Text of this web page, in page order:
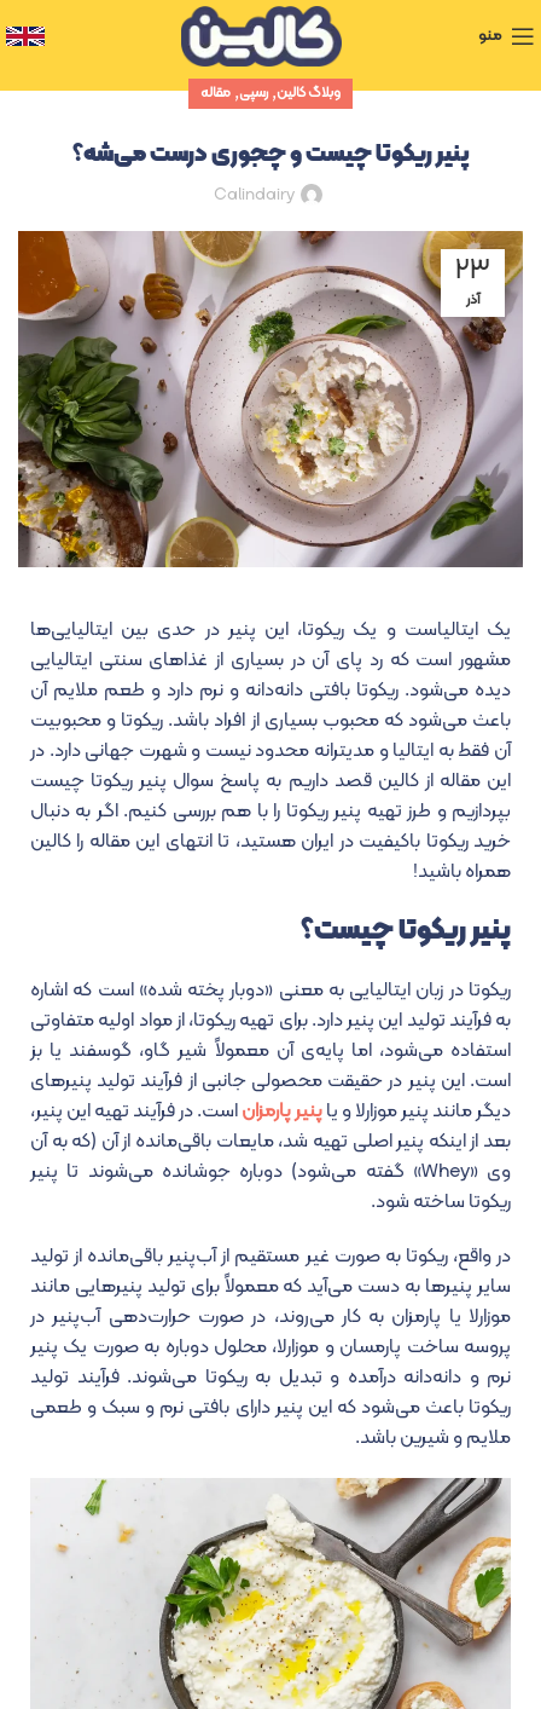
منو
وبلاگ کالین,رسپی, مقاله
پنیر ریکوتا چیست و چجوری درست می‌شه؟
Calindairy
۲۳
آذر
یک ایتالیاست و یک ریکوتا، این پنیر در حدی بین ایتالیایی‌ها
مشهور است که رد پای آن در بسیاری از غذاهای سنتی ایتالیایی
دیده می‌شود. ریکوتا بافتی دانه‌دانه و نرم دارد و طعم ملایم آن
باعث می‌شود که محبوب بسیاری از افراد باشد. ریکوتا و محبوبیت
آن فقط به ایتالیا و مدیترانه محدود نیست و شهرت جهانی دارد. در
این مقاله از کالین قصد داریم به پاسخ سوال پنیر ریکوتا چیست
بپردازیم و طرز تهیه پنیر ریکوتا را با هم بررسی کنیم. اگر به دنبال
خرید ریکوتا باکیفیت در ایران هستید، تا انتهای این مقاله را کالین
همراه باشید!
پنیر ریکوتا چیست؟
ریکوتا در زبان ایتالیایی به معنی «دوبار پخته شده» است که اشاره
به فرآیند تولید این پنیر دارد. برای تهیه ریکوتا، از مواد اولیه‌ متفاوتی
استفاده می‌شود، اما پایه‌ی آن معمولاً شیر گاو، گوسفند یا بز
است. این پنیر در حقیقت محصولی جانبی از فرآیند تولید پنیرهای
دیگر مانند پنیر موزارلا و یاپنیر پارمزاناست. در فرآیند تهیه این پنیر،
بعد از اینکه پنیر اصلی تهیه شد، مایعات باقی‌مانده از آن (که به آن
وی «Whey» گفته می‌شود) دوباره جوشانده می‌شوند تا پنیر
ریکوتا ساخته شود.
در واقع، ریکوتا به صورت غیر مستقیم از آب‌پنیر باقی‌مانده از تولید
سایر پنیرها به دست می‌آید که معمولاً برای تولید پنیرهایی مانند
موزارلا یا پارمزان به کار می‌روند، در صورت حرارت‌دهی آب‌پنیر در
پروسه ساخت پارمسان و موزارلا، محلول دوباره به صورت یک پنیر
نرم و دانه‌دانه درآمده و تبدیل به ریکوتا می‌شوند. فرآیند تولید
ریکوتا باعث می‌شود که این پنیر دارای بافتی نرم و سبک و طعمی
ملایم و شیرین باشد.